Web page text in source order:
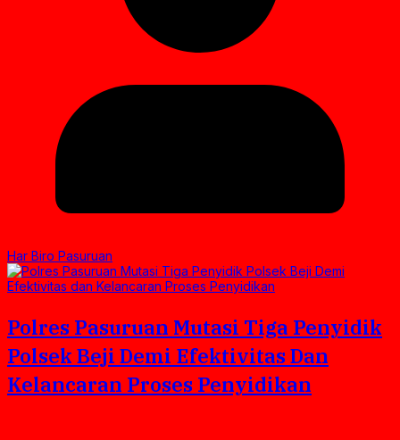
Har Biro Pasuruan
Polres Pasuruan Mutasi Tiga Penyidik
Polsek Beji Demi Efektivitas Dan
Kelancaran Proses Penyidikan